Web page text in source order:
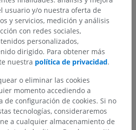
usuario y/o nuestra oferta de
y servicios, medición y análisis
con redes sociales,
personalizados,
dirigido. Para obtener más
nuestra política de privacidad.
o eliminar las cookies
momento accediendo a
de configuración de cookies. Si no
tecnologías, consideraremos
a cualquier almacenamiento de